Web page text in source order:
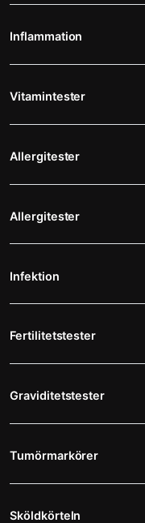
Inflammation
Vitamintester
Allergitester
Allergitester
Infektion
Fertilitetstester
Graviditetstester
Tumörmarkörer
Sköldkörteln